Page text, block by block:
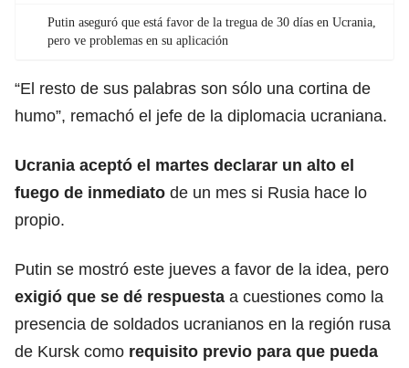
Putin aseguró que está favor de la tregua de 30 días en Ucrania,
pero ve problemas en su aplicación
“El resto de sus palabras son sólo una cortina de
humo”, remachó el jefe de la diplomacia ucraniana.
Ucrania aceptó el martes declarar un alto el
fuego de inmediato de un mes si Rusia hace lo
propio.
Putin se mostró este jueves a favor de la idea, pero
exigió que se dé respuesta a cuestiones como la
presencia de soldados ucranianos en la región rusa
de Kursk como requisito previo para que pueda